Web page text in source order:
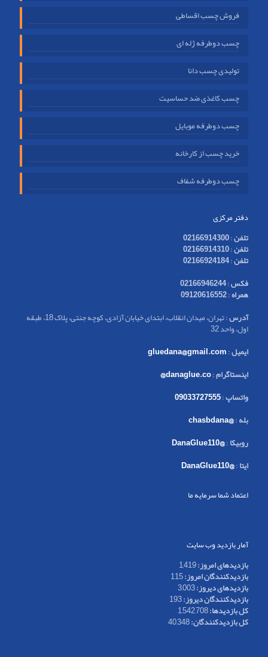
فروش چسب اقساطی
چسب دوطرفه ژله ای
تولیدی چسب دانا
چسب کاغذی ضد حساسیت
چسب دوطرفه موبایل
خرید چسب از کارخانه
چسب دوطرفه شفاف
دفتر مرکزی
تلفن:
02166914300
تلفن:
02166914310
تلفن:
02166924184
فکس:
02166946244
همراه:
09120616552
آدرس
: تهران، میدان انقلاب، ابتدای خیابان آزادی، کوچه جنتی، پلاک 18، طبقه
اول، واحد 32
ایمیل:
gluedana@gmail.com
اینستاگرام:
danaglue.co@
واتساپ:
09033727555
بله:
@chasbdana
روبیکا:
@DanaGlue110
ایتا:
@DanaGlue110
اعتماد شما سرمایه ما
آمار بازدید وب سایت
بازدیدهای امروز:1,419
بازدیدکنندگان امروز:115
بازدیدهای دیروز:3,003
بازدیدکنندگان دیروز:193
کل بازدیدها:1,542,708
کل بازدیدکنند‌گان:40,348